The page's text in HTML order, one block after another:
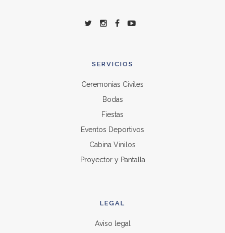
SERVICIOS
Ceremonias Civiles
Bodas
Fiestas
Eventos Deportivos
Cabina Vinilos
Proyector y Pantalla
LEGAL
Aviso legal